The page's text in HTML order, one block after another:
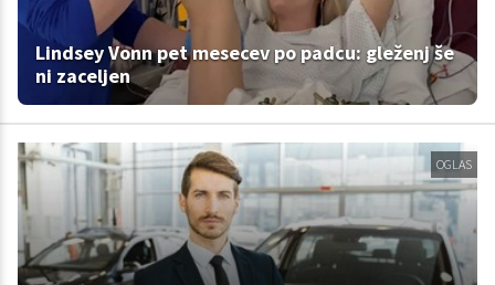
Lindsey Vonn pet mesecev po padcu: gleženj še
ni zaceljen
OGLAS